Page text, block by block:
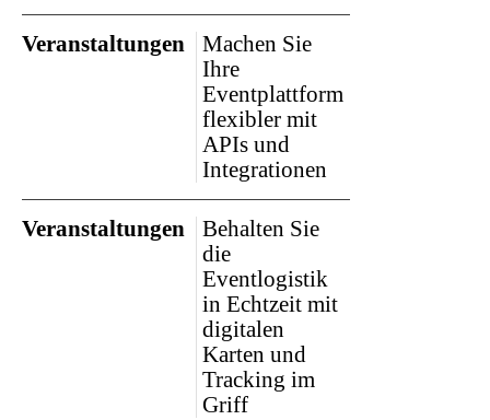
Machen Sie
Ihre
Eventplattform
flexibler mit
APIs und
Integrationen
Veranstaltungen
Behalten Sie
die
Eventlogistik
in Echtzeit mit
digitalen
Karten und
Tracking im
Griff
Veranstaltungen